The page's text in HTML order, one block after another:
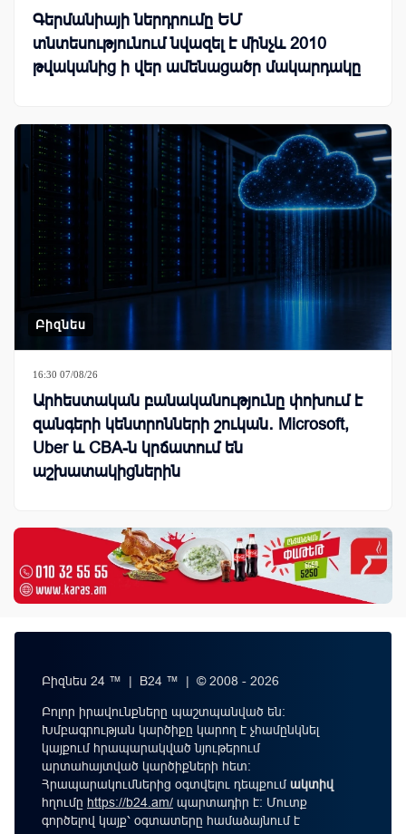
Գերմանիայի ներդրումը ԵՄ
տնտեսությունում նվազել է մինչև 2010
թվականից ի վեր ամենացածր մակարդակը
Բիզնես
16:30 07/08/26
Արհեստական բանականությունը փոխում է
զանգերի կենտրոնների շուկան․ Microsoft,
Uber և CBA-ն կրճատում են
աշխատակիցներին
Բիզնես 24 ™ | B24 ™ | © 2008 - 2026
Բոլոր իրավունքները պաշտպանված են:
Խմբագրության կարծիքը կարող է չհամընկնել
կայքում հրապարակված նյութերում
արտահայտված կարծիքների հետ:
Հրապարակումներից օգտվելու դեպքումակտիվ
հղումը https://b24.am/ պարտադիր է: Մուտք
գործելով կայք՝ օգտատերը համաձայնում է